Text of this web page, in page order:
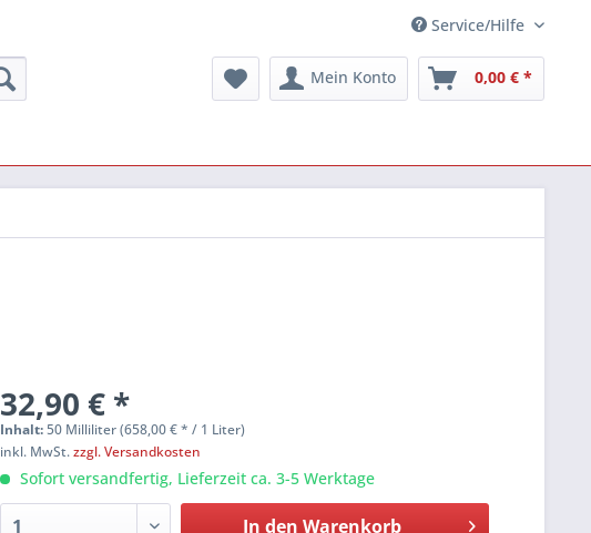
Service/Hilfe
Mein Konto 0,00 € *
32,90 € *
Inhalt:50 Milliliter (658,00 € * / 1 Liter)
inkl. MwSt.zzgl. Versandkosten
Sofort versandfertig, Lieferzeit ca. 3-5 Werktage
In den Warenkorb